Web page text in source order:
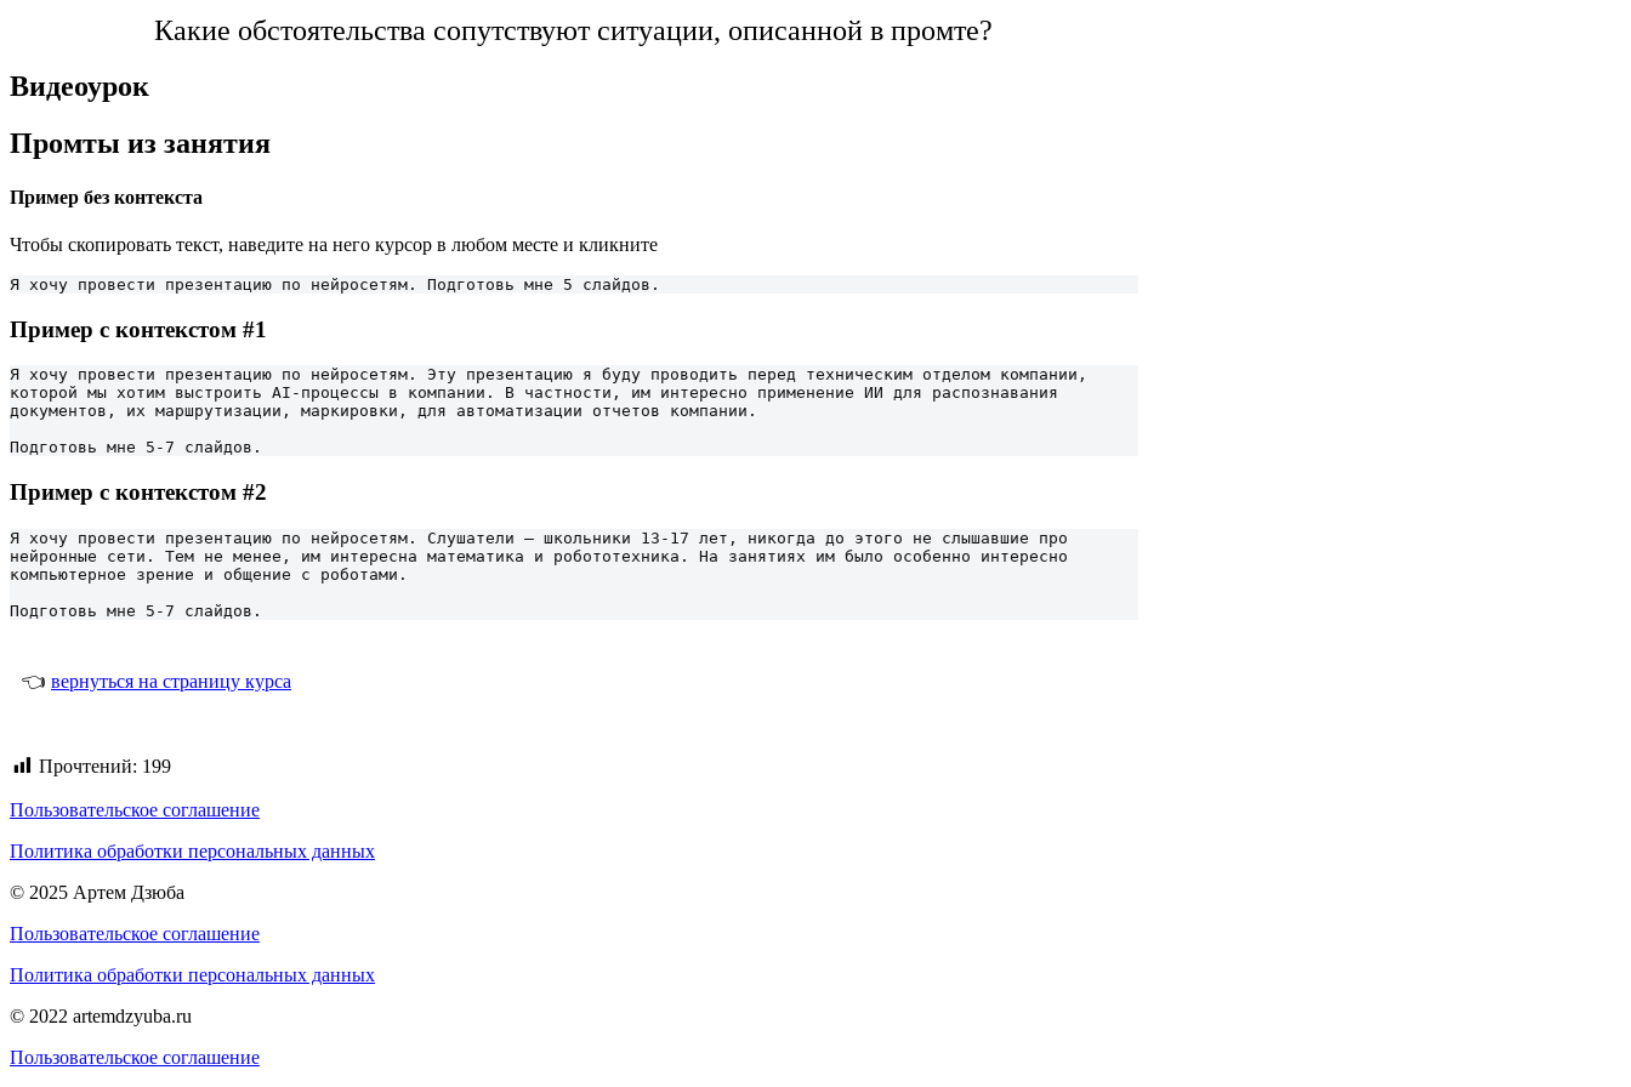
Какие обстоятельства сопутствуют ситуации, описанной в промте?
Видеоурок
Промты из занятия
Пример без контекста
Чтобы скопировать текст, наведите на него курсор в любом месте и кликните
Я хочу провести презентацию по нейросетям. Подготовь мне 5 слайдов.
Пример с контекстом #1
Я хочу провести презентацию по нейросетям. Эту презентацию я буду проводить перед техническим отделом компании,
которой мы хотим выстроить AI-процессы в компании. В частности, им интересно применение ИИ для распознавания
документов, их маршрутизации, маркировки, для автоматизации отчетов компании.
Подготовь мне 5-7 слайдов.
Пример с контекстом #2
Я хочу провести презентацию по нейросетям. Слушатели — школьники 13-17 лет, никогда до этого не слышавшие про
нейронные сети. Тем не менее, им интересна математика и робототехника. На занятиях им было особенно интересно
компьютерное зрение и общение с роботами.
Подготовь мне 5-7 слайдов.
👈 вернуться на страницу курса
Прочтений: 199
Пользовательское соглашение
Политика обработки персональных данных
© 2025 Артем Дзюба
Пользовательское соглашение
Политика обработки персональных данных
© 2022 artemdzyuba.ru
Пользовательское соглашение